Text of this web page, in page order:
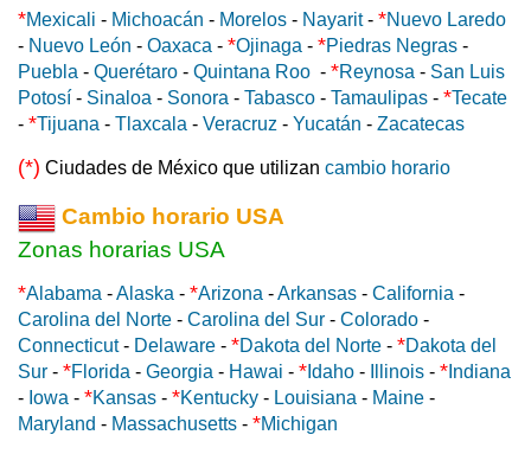
*Mexicali - Michoacán - Morelos - Nayarit- *Nuevo Laredo
- Nuevo León - Oaxaca - *Ojinaga - *Piedras Negras -
Puebla - Querétaro - Quintana Roo - *Reynosa - San Luis
Potosí - Sinaloa - Sonora - Tabasco - Tamaulipas - *Tecate
- *Tijuana - Tlaxcala - Veracruz - Yucatán - Zacatecas
(*) Ciudades de México que utilizan cambio horario
Cambio horario USA
Zonas horarias USA
*Alabama -Alaska - *Arizona -Arkansas - California -
Carolina del Norte - Carolina del Sur - Colorado -
Connecticut- Delaware - *Dakota del Norte - *Dakota del
Sur - *Florida - Georgia - Hawai - * Idaho - Illinois - * Indiana
- Iowa - *Kansas - *Kentucky - Louisiana - Maine -
Maryland - Massachusetts - *Michigan